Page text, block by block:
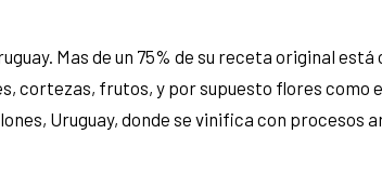
Mas de un 75% de su receta original
frutos, y por supuesto flores como
Uruguay, donde se vinifica con procesos